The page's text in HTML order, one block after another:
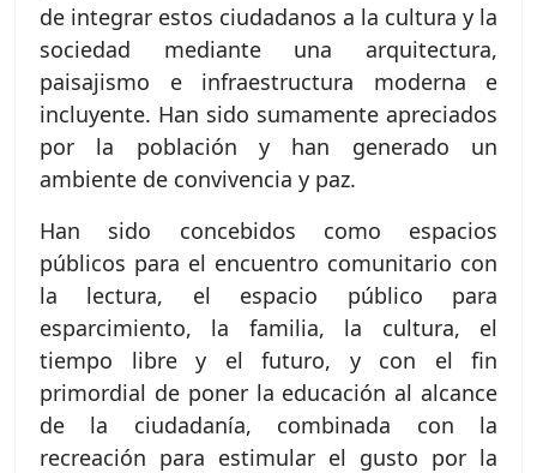
de integrar estos ciudadanos a la cultura y la
sociedad mediante una arquitectura,
paisajismo e infraestructura moderna e
incluyente. Han sido sumamente apreciados
por la población y han generado un
ambiente de convivencia y paz.
Han sido concebidos como espacios
públicos para el encuentro comunitario con
la lectura, el espacio público para
esparcimiento, la familia, la cultura, el
tiempo libre y el futuro, y con el fin
primordial de poner la educación al alcance
de la ciudadanía, combinada con la
recreación para estimular el gusto por la